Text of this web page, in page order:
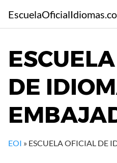
l
DE
EOI » ESCUELA OFICIAL DE